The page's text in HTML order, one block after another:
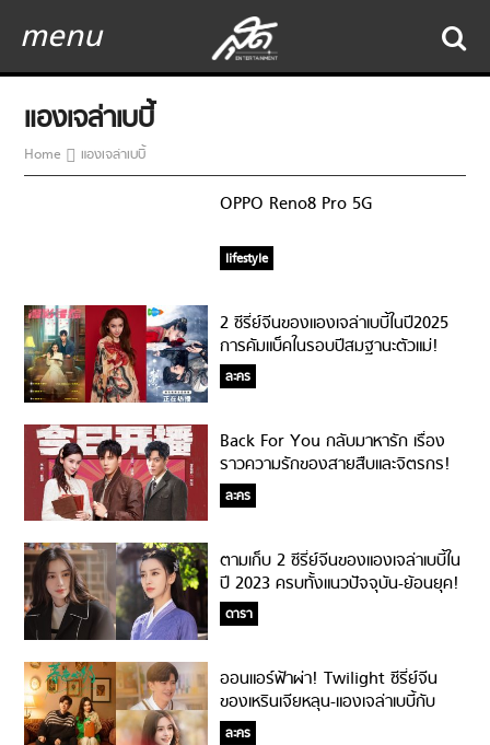
menu
แองเจล่าเบบี้
Home แองเจล่าเบบี้
OPPO Reno8 Pro 5G
lifestyle
2 ซีรี่ย์จีนของแองเจล่าเบบี้ในปี2025
การคัมแบ็คในรอบปีสมฐานะตัวแม่!
ละคร
Back For You กลับมาหารัก เรื่อง
ราวความรักของสายสืบและจิตรกร!
ละคร
ตามเก็บ 2 ซีรี่ย์จีนของแองเจล่าเบบี้ใน
ปี 2023 ครบทั้งแนวปัจจุบัน-ย้อนยุค!
ดารา
ออนแอร์ฟ้าผ่า! Twilight ซีรี่ย์จีน
ของเหรินเจียหลุน-แองเจล่าเบบี้กับ
ความรักฮีลใจที่ไม่ควรพลาด!
ละคร